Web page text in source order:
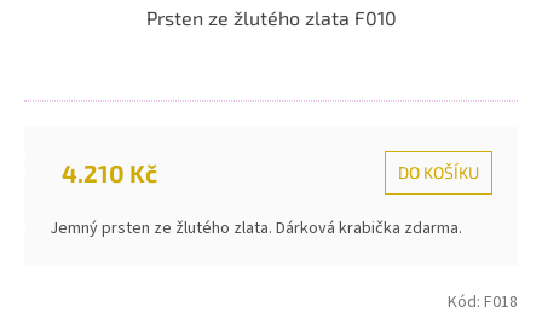
Prsten ze žlutého zlata F010
4.210 Kč DO KOŠÍKU
Jemný prsten ze žlutého zlata. Dárková krabička zdarma.
Kód: F018